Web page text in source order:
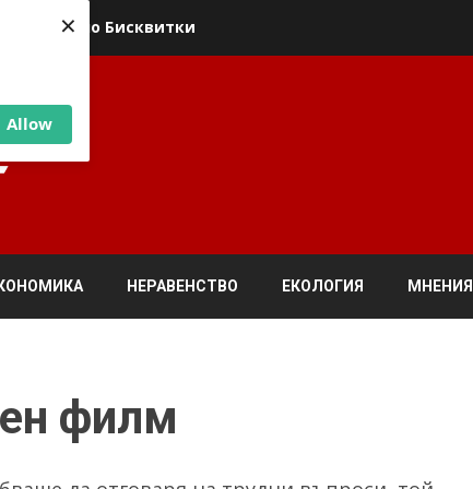
Allow
×
относно Бисквитки
НЕРАВЕНСТВО ЕКОЛОГИЯ МНЕНИЯ
филм